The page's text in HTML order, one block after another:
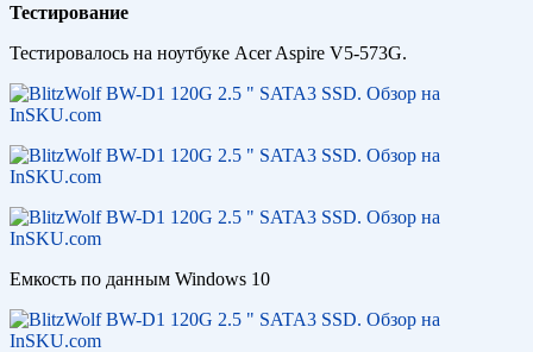
Тестирование
Тестировалось на ноутбуке Acer Aspire V5-573G.
Емкость по данным Windows 10